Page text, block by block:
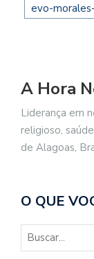
evo-
A Hora
Liderança em
religioso,
de Alagoas,
O QUE